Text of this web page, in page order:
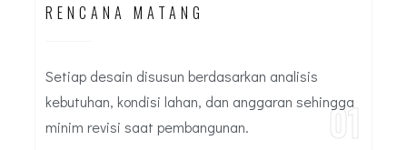
RENCANA MATANG
Setiap desain disusun berdasarkan analisis
kebutuhan, kondisi lahan, dan anggaran sehingga
minim revisi saat pembangunan.
01